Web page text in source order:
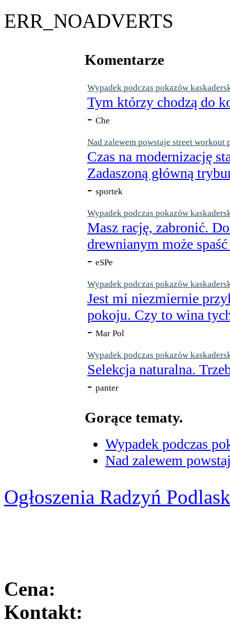
ERR_NOADVERTS
Komentarze
Wypadek podczas pokazów
Tym którzy chodzą do
- Che
Nad zalewem powstaje street workout
Czas na modernizację
Zadaszoną główną
- sportek
Wypadek podczas pokazów
Masz rację, zabronić.
drewnianym może
- eSPe
Wypadek podczas pokazów
Jest mi niezmiernie
pokoju. Czy to wina
- Mar Pol
Wypadek podczas pokazów
Selekcja naturalna.
- panter
Gorące tematy.
Wypadek podczas
Nad zalewem
Ogłoszenia Radzyń
Cena:
Kontakt: